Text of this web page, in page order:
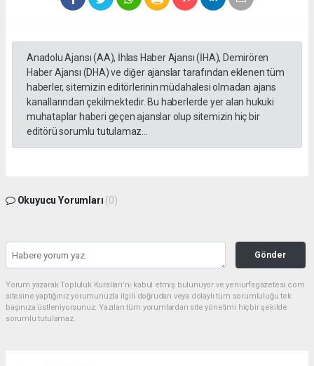
Anadolu Ajansı (AA), İhlas Haber Ajansı (İHA), Demirören
Haber Ajansı (DHA) ve diğer ajanslar tarafından eklenen tüm
haberler, sitemizin editörlerinin müdahalesi olmadan ajans
kanallarından çekilmektedir. Bu haberlerde yer alan hukuki
muhataplar haberi geçen ajanslar olup sitemizin hiç bir
editörü sorumlu tutulamaz...
Okuyucu Yorumları (0)
Gönder
Yorum yazarak Topluluk Kuralları’nı kabul etmiş bulunuyor ve yeniurfagazetesi.com
sitesine yaptığınız yorumunuzla ilgili doğrudan veya dolaylı tüm sorumluluğu tek
başınıza üstleniyorsunuz. Yazılan tüm yorumlardan site yönetimi hiçbir şekilde
sorumlu tutulamaz.